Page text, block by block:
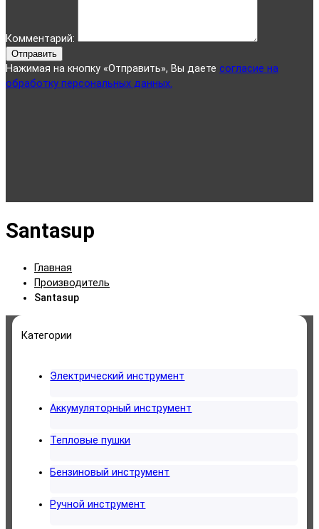
Комментарий:
Отправить
Нажимая на кнопку «Отправить», Вы даете согласие на
обработку персональных данных.
Santasup
Главная
Производитель
Santasup
Категории
Электрический инструмент
Аккумуляторный инструмент
Тепловые пушки
Бензиновый инструмент
Ручной инструмент